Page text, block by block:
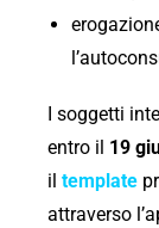
I soggetti
entro il 19
il template
attraverso